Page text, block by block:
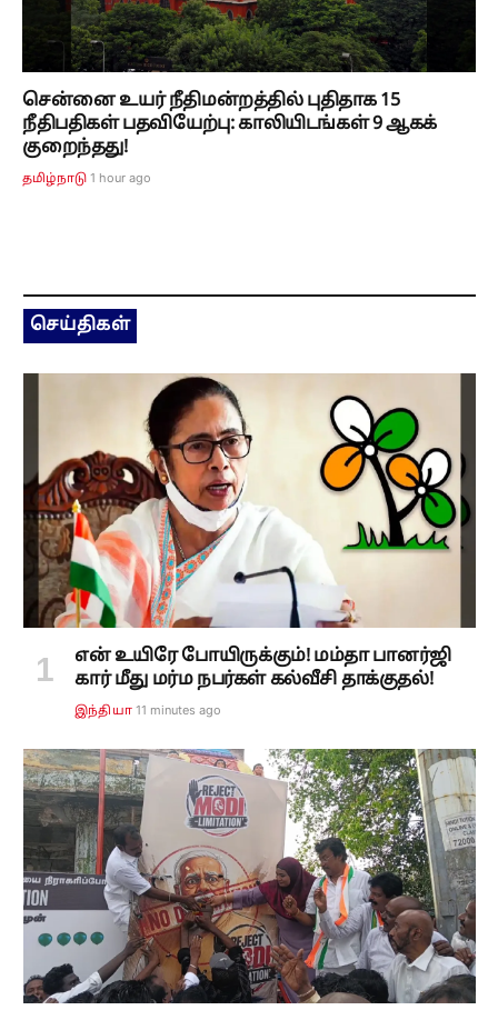
சென்னை உயர் நீதிமன்றத்தில் புதிதாக 15
நீதிபதிகள் பதவியேற்பு: காலியிடங்கள் 9 ஆகக்
குறைந்தது!
தமிழ்நாடு 1 hour ago
செய்திகள்
என் உயிரே போயிருக்கும்! மம்தா பானர்ஜி
கார் மீது மர்ம நபர்கள் கல்வீசி தாக்குதல்!
இந்தியா 11 minutes ago